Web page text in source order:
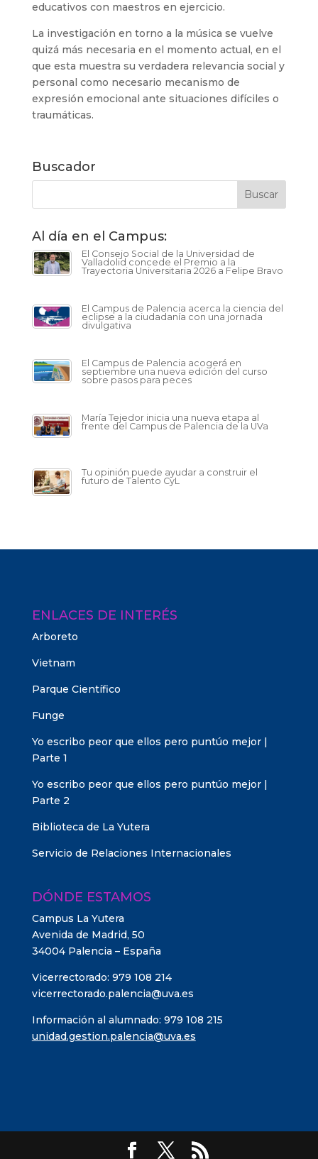
educativos con maestros en ejercicio.
La investigación en torno a la música se vuelve
quizá más necesaria en el momento actual, en el
que esta muestra su verdadera relevancia social y
personal como necesario mecanismo de
expresión emocional ante situaciones difíciles o
traumáticas.
Buscador
Al día en el Campus:
El Consejo Social de la Universidad de
Valladolid concede el Premio a la
Trayectoria Universitaria 2026 a Felipe Bravo
El Campus de Palencia acerca la ciencia del
eclipse a la ciudadanía con una jornada
divulgativa
El Campus de Palencia acogerá en
septiembre una nueva edición del curso
sobre pasos para peces
María Tejedor inicia una nueva etapa al
frente del Campus de Palencia de la UVa
Tu opinión puede ayudar a construir el
futuro de Talento CyL
ENLACES DE INTERÉS
Arboreto
Vietnam
Parque Científico
Funge
Yo escribo peor que ellos pero puntúo mejor |
Parte 1
Yo escribo peor que ellos pero puntúo mejor |
Parte 2
Biblioteca de La Yutera
Servicio de Relaciones Internacionales
DÓNDE ESTAMOS
Campus La Yutera
Avenida de Madrid, 50
34004 Palencia – España
Vicerrectorado: 979 108 214
vicerrectorado.palencia@uva.es
Información al alumnado: 979 108 215
unidad.gestion.palencia@uva.es